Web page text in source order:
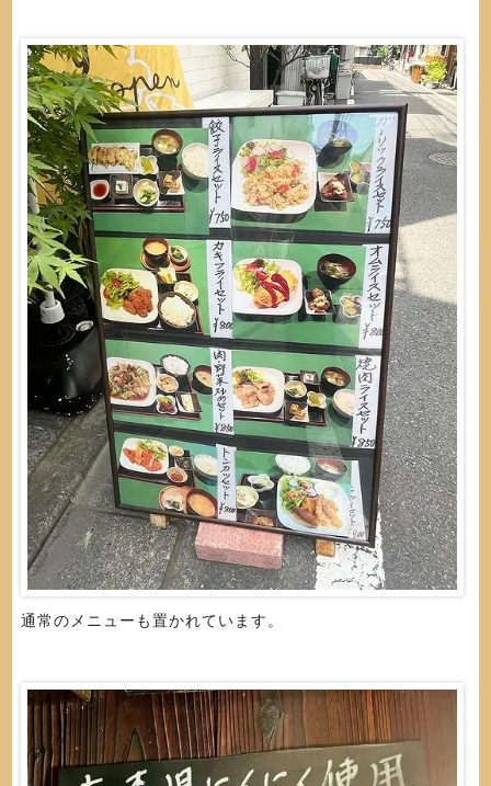
通常のメニューも置かれています。